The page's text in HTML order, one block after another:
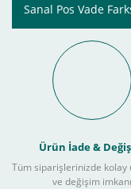
Sanal Pos Vade
Ürün İade &
Tüm siparişlerinizde kolay
ve değişim imkanı